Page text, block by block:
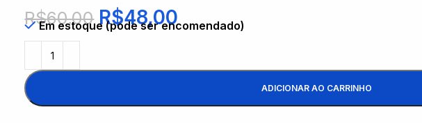
R$60,00 R$48,00
Em estoque (pode ser encomendado)
ADICIONAR AO CARRINHO